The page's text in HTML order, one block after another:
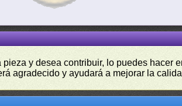
y desea contribuir, lo puedes hacer
agradecido y ayudará a mejorar la